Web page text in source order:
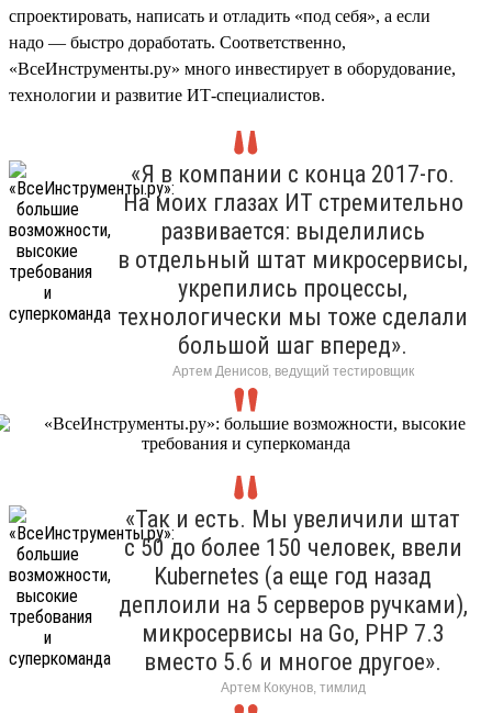
спроектировать, написать и отладить «под себя», а если
надо — быстро доработать. Соответственно,
«ВсеИнструменты.ру» много инвестирует в оборудование,
технологии и развитие ИТ-специалистов.
«Я в компании с конца 2017-го.
На моих глазах ИТ стремительно
развивается: выделились
в отдельный штат микросервисы,
укрепились процессы,
технологически мы тоже сделали
большой шаг вперед».
Артем Денисов, ведущий тестировщик
«Так и есть. Мы увеличили штат
с 50 до более 150 человек, ввели
Kubernetes (а еще год назад
деплоили на 5 серверов ручками),
микросервисы на Go, PHP 7.3
вместо 5.6 и многое другое».
Артем Кокунов, тимлид